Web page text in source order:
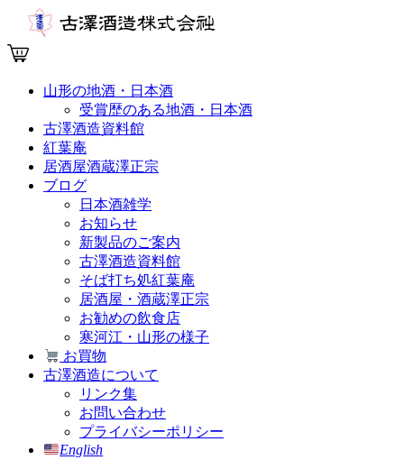
山形の地酒・日本酒
受賞歴のある地酒・日本酒
古澤酒造資料館
紅葉庵
居酒屋酒蔵澤正宗
ブログ
日本酒雑学
お知らせ
新製品のご案内
古澤酒造資料館
そば打ち処紅葉庵
居酒屋・酒蔵澤正宗
お勧めの飲食店
寒河江・山形の様子
お買物
古澤酒造について
リンク集
お問い合わせ
プライバシーポリシー
English